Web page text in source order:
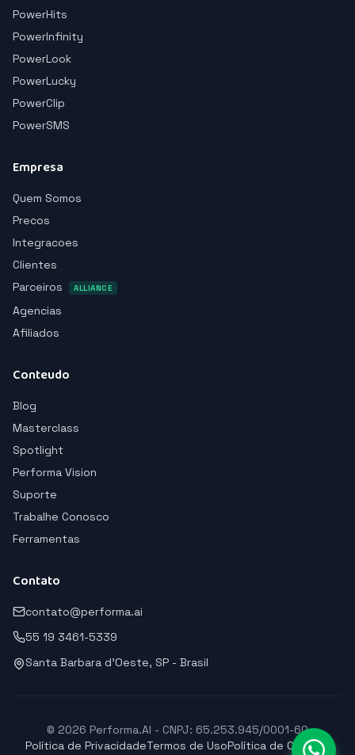
PowerHits
PowerInfinity
PowerLook
PowerLucky
PowerClip
PowerSMS
Empresa
Quem Somos
Precos
Integracoes
Clientes
Parceiros
ALLIANCE
Agencias
Afiliados
Conteudo
Blog
Masterclass
Spotlight
Performa Vision
Suporte
Trabalhe Conosco
Ferramentas
Contato
contato@performa.ai
55 19 3461-5339
Santa Barbara d'Oeste, SP - Brasil
© 2026 Performa.AI - CNPJ: 65.253.945/0001-60
Política de PrivacidadeTermos de UsoPolítica de Cookies